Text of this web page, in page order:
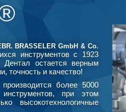
BRASSELER GmbH & Co.
инструментов с 1923
остается верным
точность и качество!
более 5000
инструментов, при этом
высокотехнологичные